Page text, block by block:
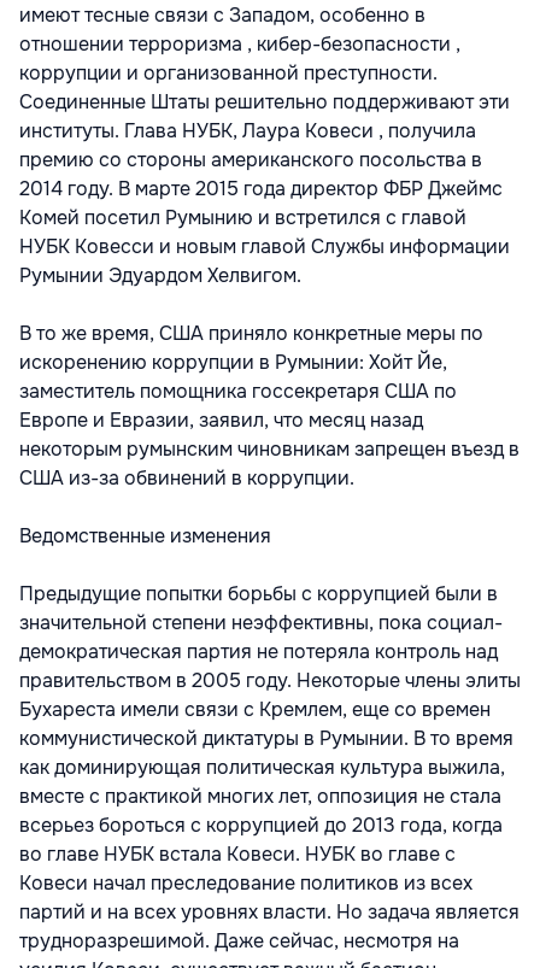
имеют тесные связи с Западом, особенно в
отношении терроризма , кибер-безопасности ,
коррупции и организованной преступности.
Соединенные Штаты решительно поддерживают эти
институты. Глава НУБК, Лаура Ковеси , получила
премию со стороны американского посольства в
2014 году. В марте 2015 года директор ФБР Джеймс
Комей посетил Румынию и встретился с главой
НУБК Ковесси и новым главой Службы информации
Румынии Эдуардом Хелвигом.
В то же время, США приняло конкретные меры по
искоренению коррупции в Румынии: Хойт Йе,
заместитель помощника госсекретаря США по
Европе и Евразии, заявил, что месяц назад
некоторым румынским чиновникам запрещен въезд в
США из-за обвинений в коррупции.
Ведомственные изменения
Предыдущие попытки борьбы с коррупцией были в
значительной степени неэффективны, пока социал-
демократическая партия не потеряла контроль над
правительством в 2005 году. Некоторые члены элиты
Бухареста имели связи с Кремлем, еще со времен
коммунистической диктатуры в Румынии. В то время
как доминирующая политическая культура выжила,
вместе с практикой многих лет, оппозиция не стала
всерьез бороться с коррупцией до 2013 года, когда
во главе НУБК встала Ковеси. НУБК во главе с
Ковеси начал преследование политиков из всех
партий и на всех уровнях власти. Но задача является
трудноразрешимой. Даже сейчас, несмотря на